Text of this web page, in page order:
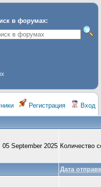
в форумах:
Регистрация Вход
05 September 2025 Количество
Дата